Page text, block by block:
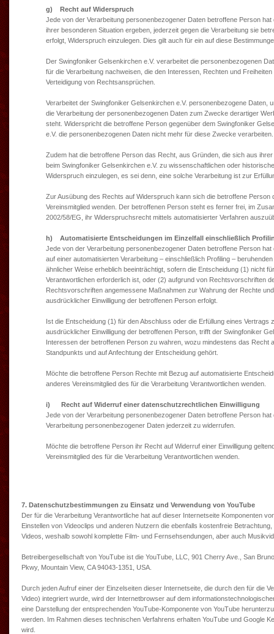
g) Recht auf Widerspruch
Jede von der Verarbeitung personenbezogener Daten betroffene Person
ihrer besonderen Situation ergeben, jederzeit gegen die Verarbeitung sie
erfolgt, Widerspruch einzulegen. Dies gilt auch für ein auf diese
Der Swingfoniker Gelsenkirchen e.V. verarbeitet die personenbezogenen
für die Verarbeitung nachweisen, die den Interessen, Rechten und
Verteidigung von Rechtsansprüchen.
Verarbeitet der Swingfoniker Gelsenkirchen e.V. personenbezogene
die Verarbeitung der personenbezogenen Daten zum Zwecke derartiger
steht. Widerspricht die betroffene Person gegenüber dem Swingfoniker
e.V. die personenbezogenen Daten nicht mehr für diese Zwecke verarbeiten.
Zudem hat die betroffene Person das Recht, aus Gründen, die sich aus
beim Swingfoniker Gelsenkirchen e.V. zu wissenschaftlichen oder
Widerspruch einzulegen, es sei denn, eine solche Verarbeitung ist zur
Zur Ausübung des Rechts auf Widerspruch kann sich die betroffene
Vereinsmitglied wenden. Der betroffenen Person steht es ferner frei, im
2002/58/EG, ihr Widerspruchsrecht mittels automatisierter Verfahren
h) Automatisierte Entscheidungen im Einzelfall einschließlich
Jede von der Verarbeitung personenbezogener Daten betroffene Person
auf einer automatisierten Verarbeitung – einschließlich Profiling –
ähnlicher Weise erheblich beeinträchtigt, sofern die Entscheidung (1) nicht
Verantwortlichen erforderlich ist, oder (2) aufgrund von Rechtsvorschriften
Rechtsvorschriften angemessene Maßnahmen zur Wahrung der Rechte
ausdrücklicher Einwilligung der betroffenen Person erfolgt.
Ist die Entscheidung (1) für den Abschluss oder die Erfüllung eines
ausdrücklicher Einwilligung der betroffenen Person, trifft der Swingfoniker
Interessen der betroffenen Person zu wahren, wozu mindestens das
Standpunkts und auf Anfechtung der Entscheidung gehört.
Möchte die betroffene Person Rechte mit Bezug auf automatisierte
anderes Vereinsmitglied des für die Verarbeitung Verantwortlichen wenden.
i) Recht auf Widerruf einer datenschutzrechtlichen Einwilligung
Jede von der Verarbeitung personenbezogener Daten betroffene Person
Verarbeitung personenbezogener Daten jederzeit zu widerrufen.
Möchte die betroffene Person ihr Recht auf Widerruf einer Einwilligung
Vereinsmitglied des für die Verarbeitung Verantwortlichen wenden.
7. Datenschutzbestimmungen zu Einsatz und Verwendung von YouTube
Der für die Verarbeitung Verantwortliche hat auf dieser Internetseite Komponenten
Einstellen von Videoclips und anderen Nutzern die ebenfalls kostenfreie
Videos, weshalb sowohl komplette Film- und Fernsehsendungen, aber auch
Betreibergesellschaft von YouTube ist die YouTube, LLC, 901 Cherry Ave., San
Pkwy, Mountain View, CA 94043-1351, USA.
Durch jeden Aufruf einer der Einzelseiten dieser Internetseite, die durch den für die
Video) integriert wurde, wird der Internetbrowser auf dem
eine Darstellung der entsprechenden YouTube-Komponente von YouTube
werden. Im Rahmen dieses technischen Verfahrens erhalten YouTube und Google
wird.